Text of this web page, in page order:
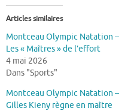
Articles similaires
Montceau Olympic Natation –
Les « Maîtres » de l’effort
4 mai 2026
Dans "Sports"
Montceau Olympic Natation –
Gilles Kieny règne en maître